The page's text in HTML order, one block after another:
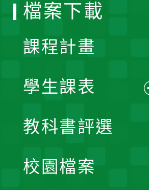
檔案下載
課程計畫
學生課表
教科書評選
校園檔案